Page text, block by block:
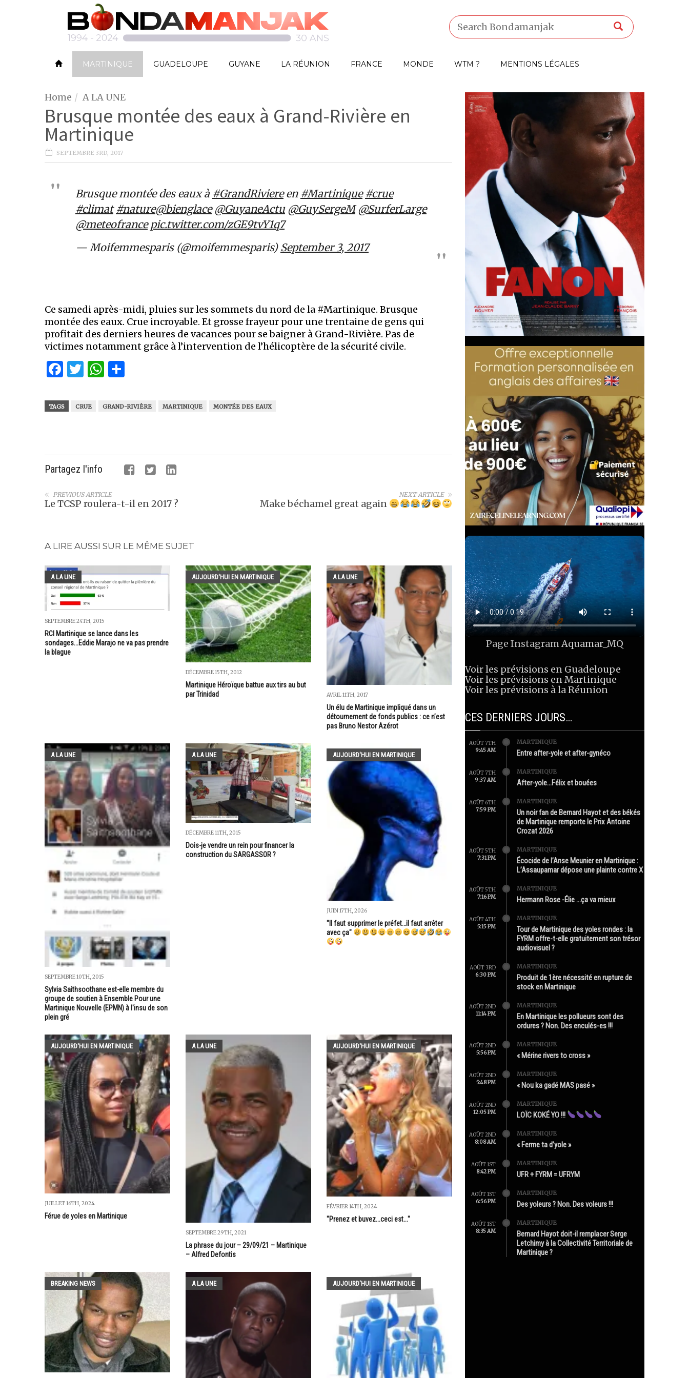
MARTINIQUE GUADELOUPE GUYANE LA RÉUNION FRANCE MONDE WTM ? MENTIONS LÉGALES
Home A LA UNE
Brusque montée des eaux à Grand-Rivière en
Martinique
SEPTEMBRE 3RD, 2017
Brusque montée des eaux à #GrandRiviereen #Martinique #crue
#climat #nature@bienglace @GuyaneActu @GuySergeM @SurferLarge
@meteofrance pic.twitter.com/zGE9tvY1q7
— Moifemmesparis (@moifemmesparis) September 3, 2017
Ce samedi après-midi, pluies sur les sommets du nord de la #Martinique. Brusque
montée des eaux. Crue incroyable. Et grosse frayeur pour une trentaine de gens qui
profitait des derniers heures de vacances pour se baigner à Grand-Rivière. Pas de
victimes notamment grâce à l’intervention de l’hélicoptère de la sécurité civile.
Facebook
Twitter
WhatsApp
TAGS CRUE GRAND-RIVIÈRE MARTINIQUE MONTÉE DES EAUX
Partagez l'info
NEXT ARTICLE
Make béchamel great again
PREVIOUS ARTICLE
Le TCSP roulera-t-il en 2017 ?
A LIRE AUSSI SUR LE MÊME SUJET
A LA UNE
SEPTEMBRE 24TH, 2015
RCI Martinique se lance dans les
sondages...Eddie Marajo ne va pas prendre
la blague
AUJOURD'HUI EN MARTINIQUE
DÉCEMBRE 15TH, 2012
Martinique Héroïque battue aux tirs au but
par Trinidad
A LA UNE
AVRIL 11TH, 2017
Un élu de Martinique impliqué dans un
détournement de fonds publics : ce n’est
pas Bruno Nestor Azérot
A LA UNE
SEPTEMBRE 10TH, 2015
Sylvia Saithsoothane est-elle membre du
groupe de soutien à Ensemble Pour une
Martinique Nouvelle (EPMN) à l'insu de son
plein gré
A LA UNE
DÉCEMBRE 11TH, 2015
Dois-je vendre un rein pour financer la
construction du SARGASSOR ?
AUJOURD'HUI EN MARTINIQUE
JUIN 17TH, 2026
"Il faut supprimer le préfet…il faut arrêter
avec ça"
AUJOURD'HUI EN MARTINIQUE
JUILLET 16TH, 2024
Férue de yoles en Martinique
A LA UNE
SEPTEMBRE 29TH, 2021
La phrase du jour – 29/09/21 – Martinique
– Alfred Defontis
AUJOURD'HUI EN MARTINIQUE
FÉVRIER 14TH, 2024
"Prenez et buvez...ceci est..."
BREAKING NEWS A LA UNE AUJOURD'HUI EN MARTINIQUE
Page InstagramAquamar_MQ
Voir les prévisions en Guadeloupe
Voir les prévisions en Martinique
Voir les prévisions à la Réunion
CES DERNIERS JOURS…
AOÛT 7TH
9:45 AM
MARTINIQUE
Entre after-yole et after-gynéco
AOÛT 7TH
9:37 AM
MARTINIQUE
After-yole…Félix et bouées
AOÛT 6TH
7:59 PM
MARTINIQUE
Un noir fan de Bernard Hayot et des békés
de Martinique remporte le Prix Antoine
Crozat 2026
AOÛT 5TH
7:31 PM
MARTINIQUE
Écocide de l’Anse Meunier en Martinique :
L’Assaupamar dépose une plainte contre X
AOÛT 5TH
7:16 PM
MARTINIQUE
Hermann Rose -Élie …ça va mieux
AOÛT 4TH
5:15 PM
MARTINIQUE
Tour de Martinique des yoles rondes : la
FYRM offre-t-elle gratuitement son trésor
audiovisuel ?
AOÛT 3RD
6:30 PM
MARTINIQUE
Produit de 1ère nécessité en rupture de
stock en Martinique
AOÛT 2ND
11:14 PM
MARTINIQUE
En Martinique les pollueurs sont des
ordures ? Non. Des enculés-es !!!
AOÛT 2ND
5:56 PM
MARTINIQUE
« Mérine rivers to cross »
AOÛT 2ND
5:48 PM
MARTINIQUE
« Nou ka gadé MAS pasé »
AOÛT 2ND
12:05 PM
MARTINIQUE
LOÏC KOKÉ YO !!!
AOÛT 2ND
8:08 AM
MARTINIQUE
« Ferme ta d’yole »
AOÛT 1ST
8:42 PM
MARTINIQUE
UFR + FYRM = UFRYM
AOÛT 1ST
6:56 PM
MARTINIQUE
Des yoleurs ? Non. Des voleurs !!!
AOÛT 1ST
8:35 AM
MARTINIQUE
Bernard Hayot doit-il remplacer Serge
Letchimy à la Collectivité Territoriale de
Martinique ?